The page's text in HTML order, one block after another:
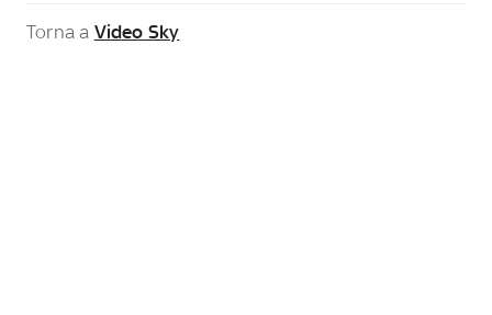
Torna a Video Sky